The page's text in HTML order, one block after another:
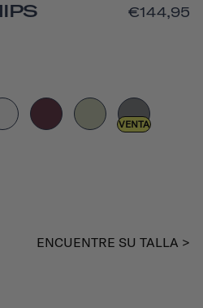
€144,95
VENTA
ENCUENTRE SU TALLA >